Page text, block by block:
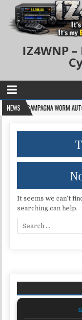
IZ4WNP
NEWS WORM AUTO-
It seems we can’t
searching can help.
Search for: